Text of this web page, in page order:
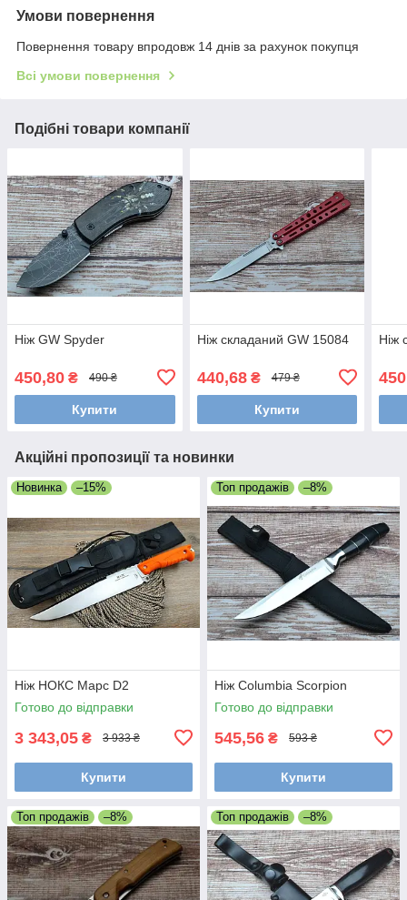
Умови повернення
Повернення товару впродовж 14 днів за рахунок покупця
Всі умови повернення
Подібні товари компанії
Ніж GW Spyder
450,80 ₴ 490 ₴
Купити
Ніж складаний GW 15084
440,68₴ 479 ₴
Купити
Ніж
Акційні пропозиції та новинки
Новинка –15%
Ніж НОКС Марс D2
Готово до відправки
3 343,05 ₴ 3 933 ₴
Купити
Топ продажів –8%
Ніж Columbia Scorpion
Готово до відправки
545,56 ₴ 593 ₴
Купити
Топ продажів –8% Топ продажів –8%